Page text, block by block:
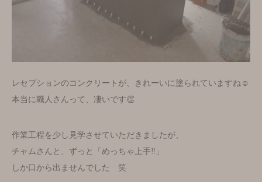
レセプションのコンクリートが、きれーいに塗られていますね☺️
本当に職人さんって、凄いです👏
作業工程を少し見学させていただきましたが、
チャムさんと、ずっと「めっちゃ上手‼️」
しか口から出ませんでした 笑